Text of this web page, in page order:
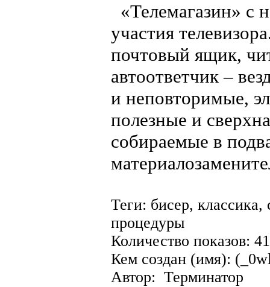
«Телемагазин» с
участия
почтовый ящик,
автоответчик –
и неповторимые,
полезные и
собираемые в
Теги: бисер,
процедуры
Количество показов:
Кем создан (имя):
Автор: Терминатор